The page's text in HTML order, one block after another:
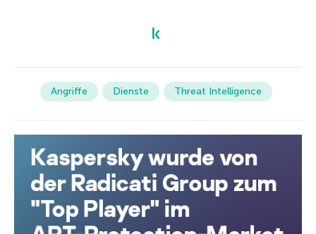
Angriffe Dienste Threat Intelligence